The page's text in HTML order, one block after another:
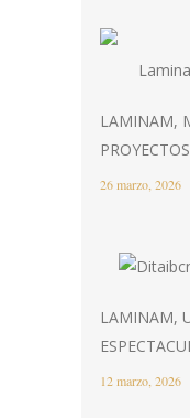
LAMINAM,
26 marzo, 2026
LAMINAM,
12 marzo, 2026